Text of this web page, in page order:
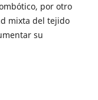
por otro
mixta del tejido
su